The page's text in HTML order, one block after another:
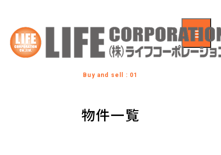
Buy and sell : 01
物件一覧